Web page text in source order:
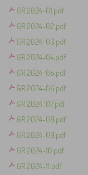
GR 2024-01.pdf
GR 2024-02.pdf
GR 2024-03.pdf
GR 2024-04.pdf
GR 2024-05.pdf
GR 2024-06.pdf
GR 2024-07.pdf
GR 2024-08.pdf
GR 2024-09.pdf
GR 2024-10.pdf
GR 2024-11.pdf